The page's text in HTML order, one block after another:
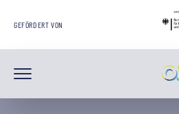
GEFÖRDERT VON